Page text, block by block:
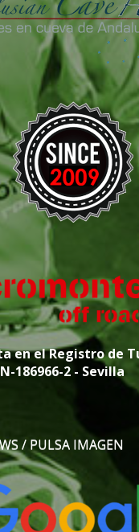
en el Registro de
186966-2 - Sevilla
/ PULSA IMAGEN